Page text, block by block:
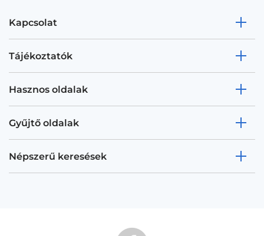
Kapcsolat
Tájékoztatók
Hasznos oldalak
Gyűjtő oldalak
Népszerű keresések